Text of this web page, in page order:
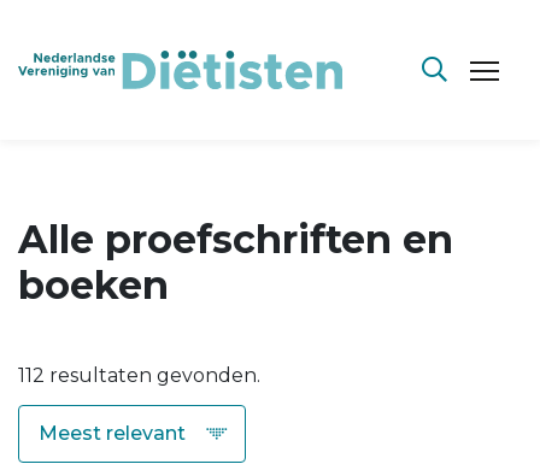
Alle proefschriften en
boeken
112 resultaten gevonden.